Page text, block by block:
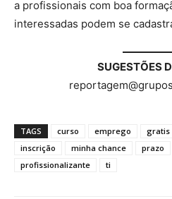
a profissionais com boa
interessadas podem se
SUGESTÕES
TAGS curso emprego gratis
inscrição
minha chance prazo
profissionalizante
ti